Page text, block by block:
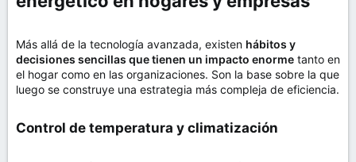
Más allá de la tecnología avanzada, existen hábitos y
decisiones sencillas que tienen un impacto enorme tanto en
el hogar como en las organizaciones. Son la base sobre la que
luego se construye una estrategia más compleja de eficiencia.
Control de temperatura y climatización​